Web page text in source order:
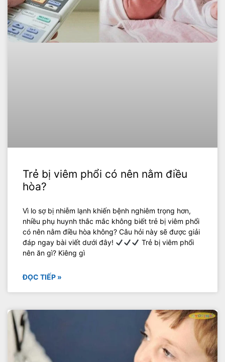
Trẻ bị viêm phổi có nên nằm điều
hòa?
Vì lo sợ bị nhiễm lạnh khiến bệnh nghiêm trọng hơn,
nhiều phụ huynh thắc mắc không biết trẻ bị viêm phổi
có nên nằm điều hòa không? Câu hỏi này sẽ được giải
đáp ngay bài viết dưới đây!
Trẻ bị viêm phổi
nên ăn gì? Kiêng gì
ĐỌC TIẾP »